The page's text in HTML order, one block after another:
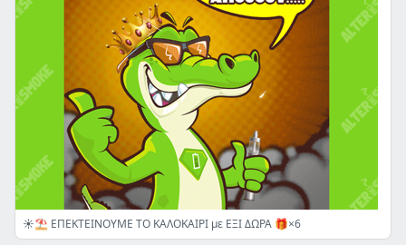
☀️⛱️ ΕΠΕΚΤΕΙΝΟΥΜΕ ΤΟ ΚΑΛΟΚΑΙΡΙ με ΕΞΙ ΔΩΡΑ 🎁×6